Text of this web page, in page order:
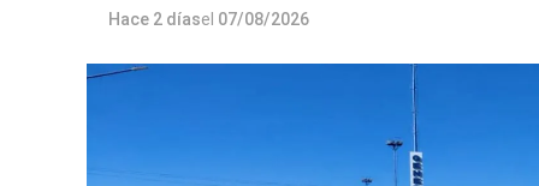
Hace 2 díasel 07/08/2026